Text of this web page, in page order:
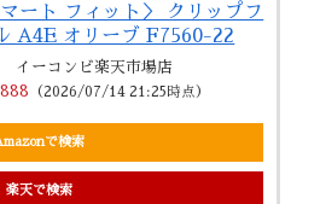
ート フィット＞ クリップフ
A4E オリーブ F7560-22
イーコンビ楽天市場店
（2026/07/14 21:25時点）
で検索
楽天で検索